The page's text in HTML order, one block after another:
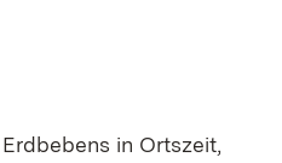
in Ortszeit,